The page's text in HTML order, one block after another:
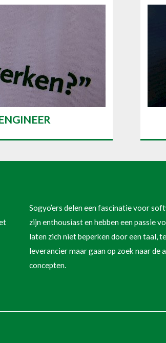
Sogyo’ers delen een fascinatie voor
zijn enthousiast en hebben een passie
laten zich niet beperken door een taal,
leverancier maar gaan op zoek naar de
concepten.